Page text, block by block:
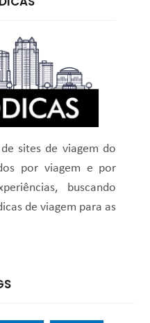
sites de viagem do
por viagem e por
buscando
de viagem para as